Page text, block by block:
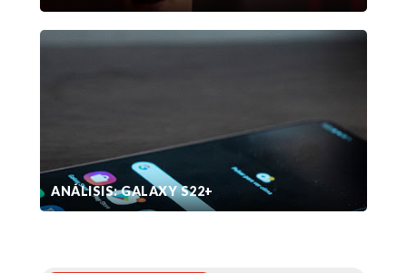
ANÁLISIS: GALAXY S22+